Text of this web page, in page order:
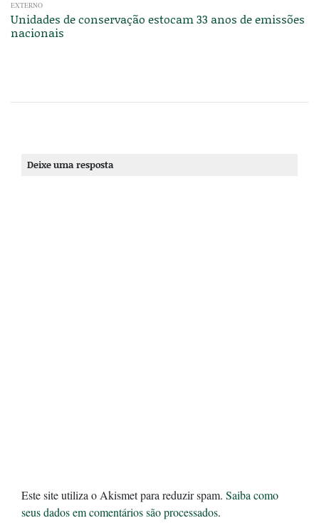
EXTERNO
Unidades de conservação estocam 33 anos de emissões
nacionais
Deixe uma resposta
Este site utiliza o Akismet para reduzir spam. Saiba como
seus dados em comentários são processados.